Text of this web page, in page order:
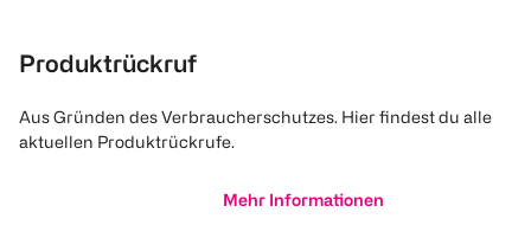
Produktrückruf
Aus Gründen des Verbraucherschutzes. Hier findest du alle
aktuellen Produktrückrufe.
Mehr Informationen